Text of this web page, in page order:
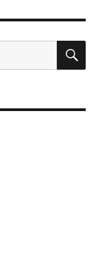
検